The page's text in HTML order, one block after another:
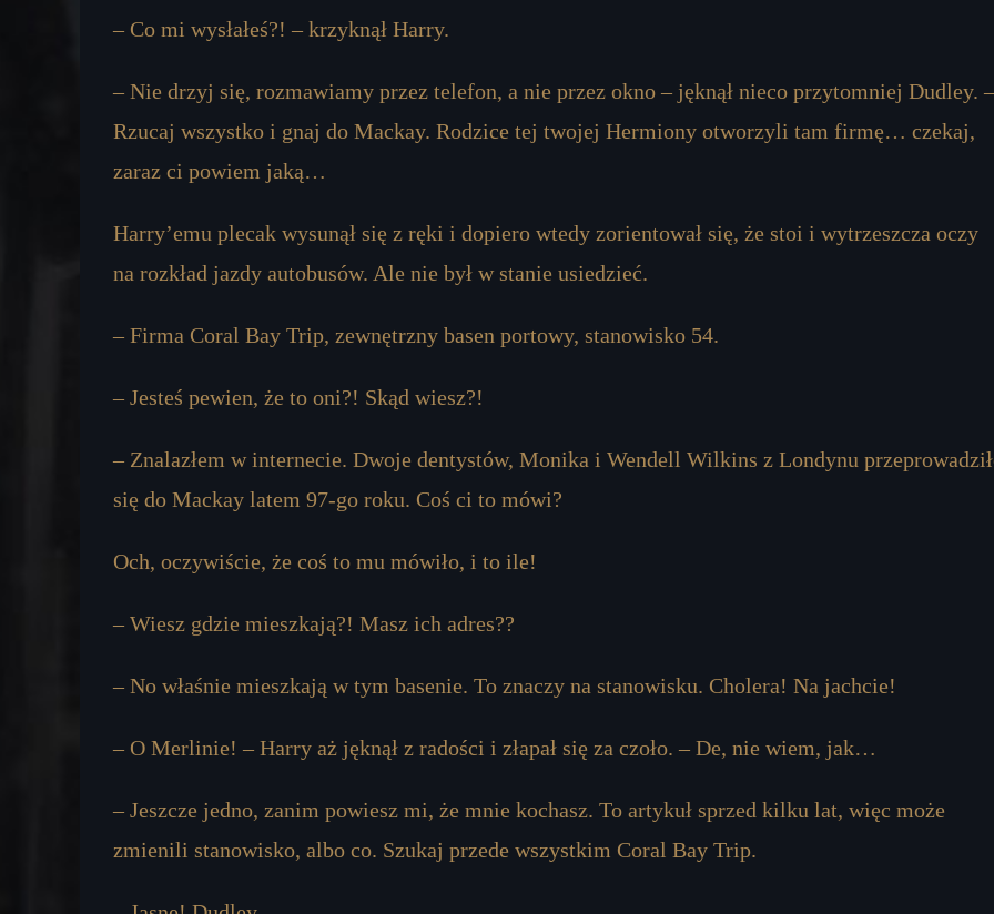
– Co mi wysłałeś?! – krzyknął Harry.
– Nie drzyj się, rozmawiamy przez telefon, a nie przez okno – jęknął nieco przytomniej Dudley. –
Rzucaj wszystko i gnaj do Mackay. Rodzice tej twojej Hermiony otworzyli tam firmę… czekaj,
zaraz ci powiem jaką…
Harry’emu plecak wysunął się z ręki i dopiero wtedy zorientował się, że stoi i wytrzeszcza oczy
na rozkład jazdy autobusów. Ale nie był w stanie usiedzieć.
– Firma Coral Bay Trip, zewnętrzny basen portowy, stanowisko 54.
– Jesteś pewien, że to oni?! Skąd wiesz?!
– Znalazłem w internecie. Dwoje dentystów, Monika i Wendell Wilkins z Londynu
się do Mackay latem 97-go roku. Coś ci to mówi?
Och, oczywiście, że coś to mu mówiło, i to ile!
– Wiesz gdzie mieszkają?! Masz ich adres??
– No właśnie mieszkają w tym basenie. To znaczy na stanowisku. Cholera! Na jachcie!
– O Merlinie! – Harry aż jęknął z radości i złapał się za czoło. – De, nie wiem, jak…
– Jeszcze jedno, zanim powiesz mi, że mnie kochasz. To artykuł sprzed kilku lat, więc może
zmienili stanowisko, albo co. Szukaj przede wszystkim Coral Bay Trip.